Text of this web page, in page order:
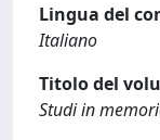
Lingua del
Italiano
Titolo del
Studi in